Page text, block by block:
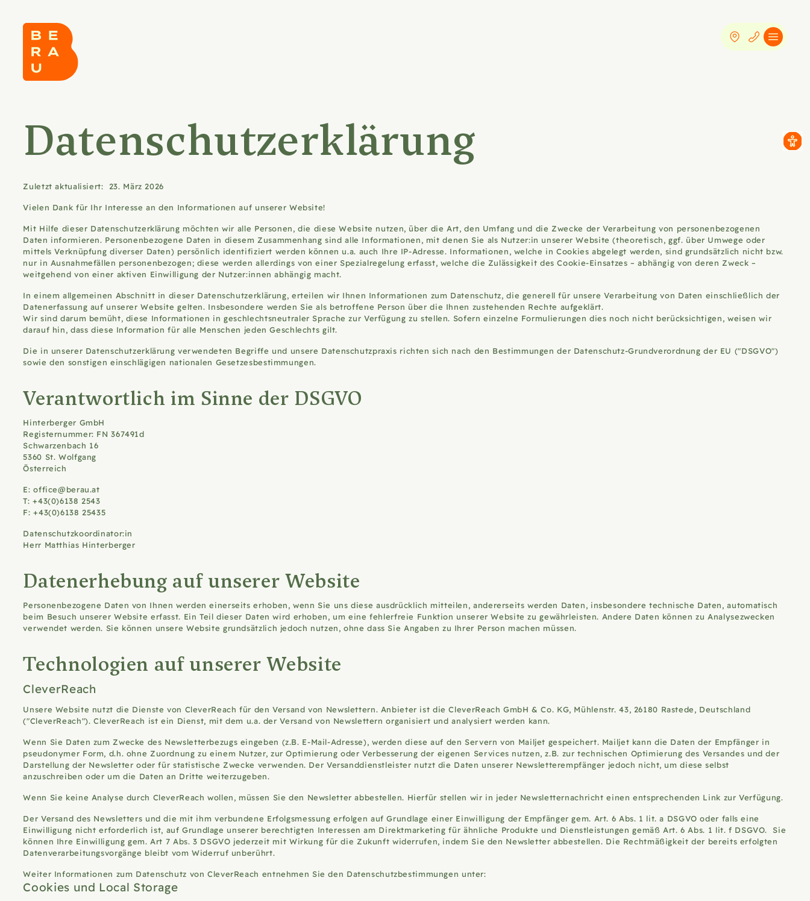
Datenschutz­erklärung
Zuletzt aktualisiert: 23. März 2026
Vielen Dank für Ihr Interesse an den Informationen auf unserer Website!
Mit Hilfe dieser Datenschutzerklärung möchten wir alle Personen, die diese Website nutzen, über die Art, den Umfang und die Zwecke der Verarbeitung von personenbezogenen
Daten informieren. Personenbezogene Daten in diesem Zusammenhang sind alle Informationen, mit denen Sie als Nutzer:in unserer Website (theoretisch, ggf. über Umwege oder
mittels Verknüpfung diverser Daten) persönlich identifiziert werden können u.a. auch Ihre IP-Adresse. Informationen, welche in Cookies abgelegt werden, sind grundsätzlich nicht bzw.
nur in Ausnahmefällen personenbezogen; diese werden allerdings von einer Spezialregelung erfasst, welche die Zulässigkeit des Cookie-Einsatzes – abhängig von deren Zweck –
weitgehend von einer aktiven Einwilligung der Nutzer:innen abhängig macht.
In einem allgemeinen Abschnitt in dieser Datenschutzerklärung, erteilen wir Ihnen Informationen zum Datenschutz, die generell für unsere Verarbeitung von Daten einschließlich der
Datenerfassung auf unserer Website gelten. Insbesondere werden Sie als betroffene Person über die Ihnen zustehenden Rechte aufgeklärt.
Wir sind darum bemüht, diese Informationen in geschlechtsneutraler Sprache zur Verfügung zu stellen. Sofern einzelne Formulierungen dies noch nicht berücksichtigen, weisen wir
darauf hin, dass diese Information für alle Menschen jeden Geschlechts gilt.
Die in unserer Datenschutzerklärung verwendeten Begriffe und unsere Datenschutzpraxis richten sich nach den Bestimmungen der Datenschutz-Grundverordnung der EU ("DSGVO")
sowie den sonstigen einschlägigen nationalen Gesetzesbestimmungen.
Verantwortlich im Sinne der DSGVO
Hinterberger GmbH
Registernummer: FN 367491d
Schwarzenbach 16
5360 St. Wolfgang
Österreich
E: office@berau.at
T: +43(0)6138 2543
F: +43(0)6138 25435
Datenschutzkoordinator:in
Herr Matthias Hinterberger
Datenerhebung auf unserer Website
Personenbezogene Daten von Ihnen werden einerseits erhoben, wenn Sie uns diese ausdrücklich mitteilen, andererseits werden Daten, insbesondere technische Daten, automatisch
beim Besuch unserer Website erfasst. Ein Teil dieser Daten wird erhoben, um eine fehlerfreie Funktion unserer Website zu gewährleisten. Andere Daten können zu Analysezwecken
verwendet werden. Sie können unsere Website grundsätzlich jedoch nutzen, ohne dass Sie Angaben zu Ihrer Person machen müssen.
Technologien auf unserer Website
CleverReach
Unsere Website nutzt die Dienste von CleverReach für den Versand von Newslettern. Anbieter ist die CleverReach GmbH & Co. KG, Mühlenstr. 43, 26180 Rastede, Deutschland
("CleverReach"). CleverReach ist ein Dienst, mit dem u.a. der Versand von Newslettern organisiert und analysiert werden kann.
Wenn Sie Daten zum Zwecke des Newsletterbezugs eingeben (z.B. E-Mail-Adresse), werden diese auf den Servern von Mailjet gespeichert. Mailjet kann die Daten der Empfänger in
pseudonymer Form, d.h. ohne Zuordnung zu einem Nutzer, zur Optimierung oder Verbesserung der eigenen Services nutzen, z.B. zur technischen Optimierung des Versandes und der
Darstellung der Newsletter oder für statistische Zwecke verwenden. Der Versanddienstleister nutzt die Daten unserer Newsletterempfänger jedoch nicht, um diese selbst
anzuschreiben oder um die Daten an Dritte weiterzugeben.
Wenn Sie keine Analyse durch CleverReach wollen, müssen Sie den Newsletter abbestellen. Hierfür stellen wir in jeder Newsletternachricht einen entsprechenden Link zur Verfügung.
Der Versand des Newsletters und die mit ihm verbundene Erfolgsmessung erfolgen auf Grundlage einer Einwilligung der Empfänger gem. Art. 6 Abs. 1 lit. a DSGVO oder falls eine
Einwilligung nicht erforderlich ist, auf Grundlage unserer berechtigten Interessen am Direktmarketing für ähnliche Produkte und Dienstleistungen gemäß Art. 6 Abs. 1 lit. f DSGVO. Sie
können Ihre Einwilligung gem. Art 7 Abs. 3 DSGVO jederzeit mit Wirkung für die Zukunft widerrufen, indem Sie den Newsletter abbestellen. Die Rechtmäßigkeit der bereits erfolgten
Datenverarbeitungsvorgänge bleibt vom Widerruf unberührt.
Weiter Informationen zum Datenschutz von CleverReach entnehmen Sie den Datenschutzbestimmungen unter:
Cookies und Local Storage